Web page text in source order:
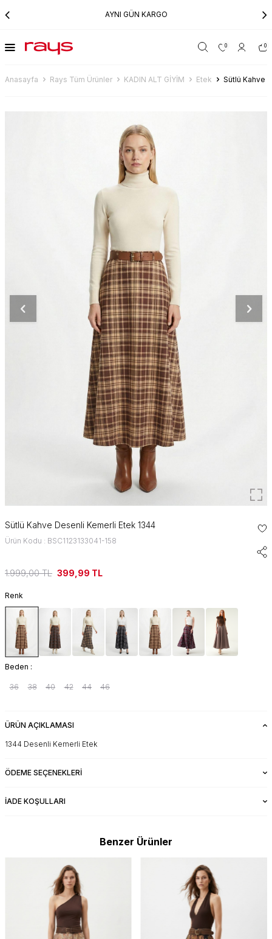
AYNI GÜN KARGO
0 0
Anasayfa Rays Tüm Ürünler KADIN ALT GİYİM Etek Sütlü Kahve
Sütlü Kahve Desenli Kemerli Etek 1344
Ürün Kodu : BSC1123133041-158
1.999,00TL 399,99 TL
Renk
Beden :
36 38 40 42 44 46
ÜRÜN AÇIKLAMASI
1344 Desenli Kemerli Etek
ÖDEME SEÇENEKLERI
İADE KOŞULLARI
Benzer Ürünler